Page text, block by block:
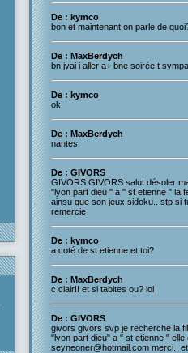
De : kymco
bon et maintenant on parle de
De : MaxBerdych
bn jvai i aller a+ bne soirée t sympa
De : kymco
ok!
De : MaxBerdych
nantes
De : GIVORS
GIVORS GIVORS salut désoler
"lyon part dieu " a " st etienne " la
ainsu que son jeux sidoku.. stp si
remercie
De : kymco
a coté de st etienne et toi?
De : MaxBerdych
c clair!! et si tabites ou? lol
De : GIVORS
givors givors svp je recherche la
"lyon part dieu" a " st etienne "
seyneoner@hotmail.com merci..